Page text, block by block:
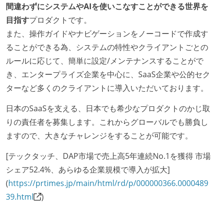
間違わずにシステムやAIを使いこなすことができる世界を
目指すプロダクトです。
また、操作ガイドやナビゲーションをノーコードで作成す
ることができる為、システムの特性やクライアントごとの
ルールに応じて、簡単に設定/メンテナンスすることがで
き、エンタープライズ企業を中心に、SaaS企業や公的セク
ターなど多くのクライアントに導入いただいております。
日本のSaaSを支える、日本でも希少なプロダクトのかじ取
りの責任者を募集します。これからグローバルでも勝負し
ますので、大きなチャレンジをすることが可能です。
[テックタッチ、DAP市場で売上高5年連続No.1を獲得 市場
シェア52.4%、あらゆる企業規模で導入が拡大]
(https://prtimes.jp/main/html/rd/p/000000366.0000489
39.html
)